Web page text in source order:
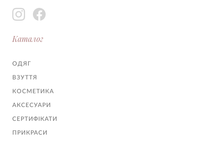
Каталог
ОДЯГ
ВЗУТТЯ
КОСМЕТИКА
АКСЕСУАРИ
СЕРТИФІКАТИ
ПРИКРАСИ